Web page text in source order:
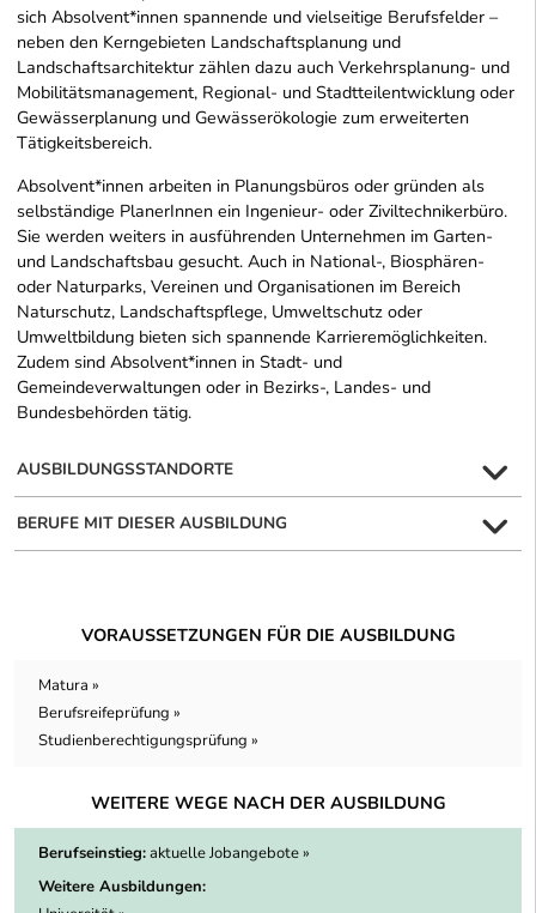
sich Absolvent*innen spannende und vielseitige Berufsfelder –
neben den Kerngebieten Landschaftsplanung und
Landschaftsarchitektur zählen dazu auch Verkehrsplanung- und
Mobilitätsmanagement, Regional- und Stadtteilentwicklung oder
Gewässerplanung und Gewässerökologie zum erweiterten
Tätigkeitsbereich.
Absolvent*innen arbeiten in Planungsbüros oder gründen als
selbständige PlanerInnen ein Ingenieur- oder Ziviltechnikerbüro.
Sie werden weiters in ausführenden Unternehmen im Garten-
und Landschaftsbau gesucht. Auch in National-, Biosphären-
oder Naturparks, Vereinen und Organisationen im Bereich
Naturschutz, Landschaftspflege, Umweltschutz oder
Umweltbildung bieten sich spannende Karrieremöglichkeiten.
Zudem sind Absolvent*innen in Stadt- und
Gemeindeverwaltungen oder in Bezirks-, Landes- und
Bundesbehörden tätig.
AUSBILDUNGSSTANDORTE
BERUFE MIT DIESER AUSBILDUNG
VORAUSSETZUNGEN FÜR DIE AUSBILDUNG
Matura »
Berufsreifeprüfung »
Studienberechtigungsprüfung »
WEITERE WEGE NACH DER AUSBILDUNG
Berufseinstieg:aktuelle Jobangebote »
Weitere Ausbildungen: